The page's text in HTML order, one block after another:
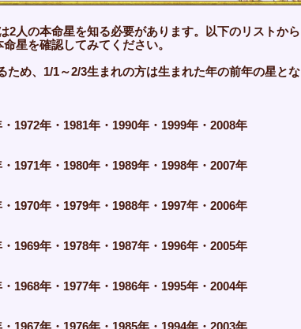
2人の本命星を知る必要があります。以下のリストから
星を確認してみてください。
め、1/1～2/3生まれの方は生まれた年の前年の星とな
1972年・1981年・1990年・1999年・2008年
1971年・1980年・1989年・1998年・2007年
1970年・1979年・1988年・1997年・2006年
1969年・1978年・1987年・1996年・2005年
1968年・1977年・1986年・1995年・2004年